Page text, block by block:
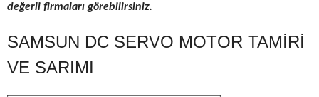
değerli firmaları görebilirsiniz.
SAMSUN DC SERVO MOTOR TAMIRI
VE SARIMI